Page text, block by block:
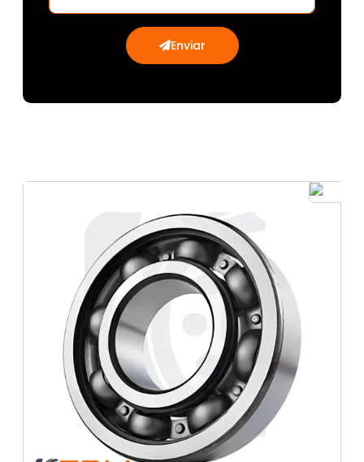
Enviar
Importador
Compartilhe em suas redes sociais
Facebook
X (Twitter)
Pinterest